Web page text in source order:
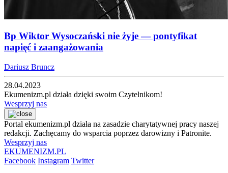
Bp Wiktor Wysoczański nie żyje — pontyfikat
napięć i zaangażowania
Dariusz Bruncz
28.04.2023
Ekumenizm.pl działa dzięki swoim Czytelnikom!
Wesprzyj nas
Portal ekumenizm.pl działa na zasadzie charytatywnej pracy naszej
redakcji. Zachęcamy do wsparcia poprzez darowizny i Patronite.
Wesprzyj nas
EKUMENIZM.PL
Facebook Instagram Twitter